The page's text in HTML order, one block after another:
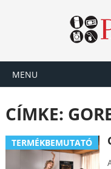
MENU
CÍMKE:
TERMÉKBEMUTATÓ